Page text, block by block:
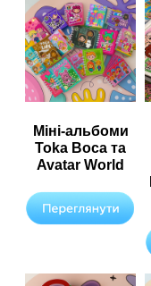
Міні-альбоми
Toka Boca та
Avatar World